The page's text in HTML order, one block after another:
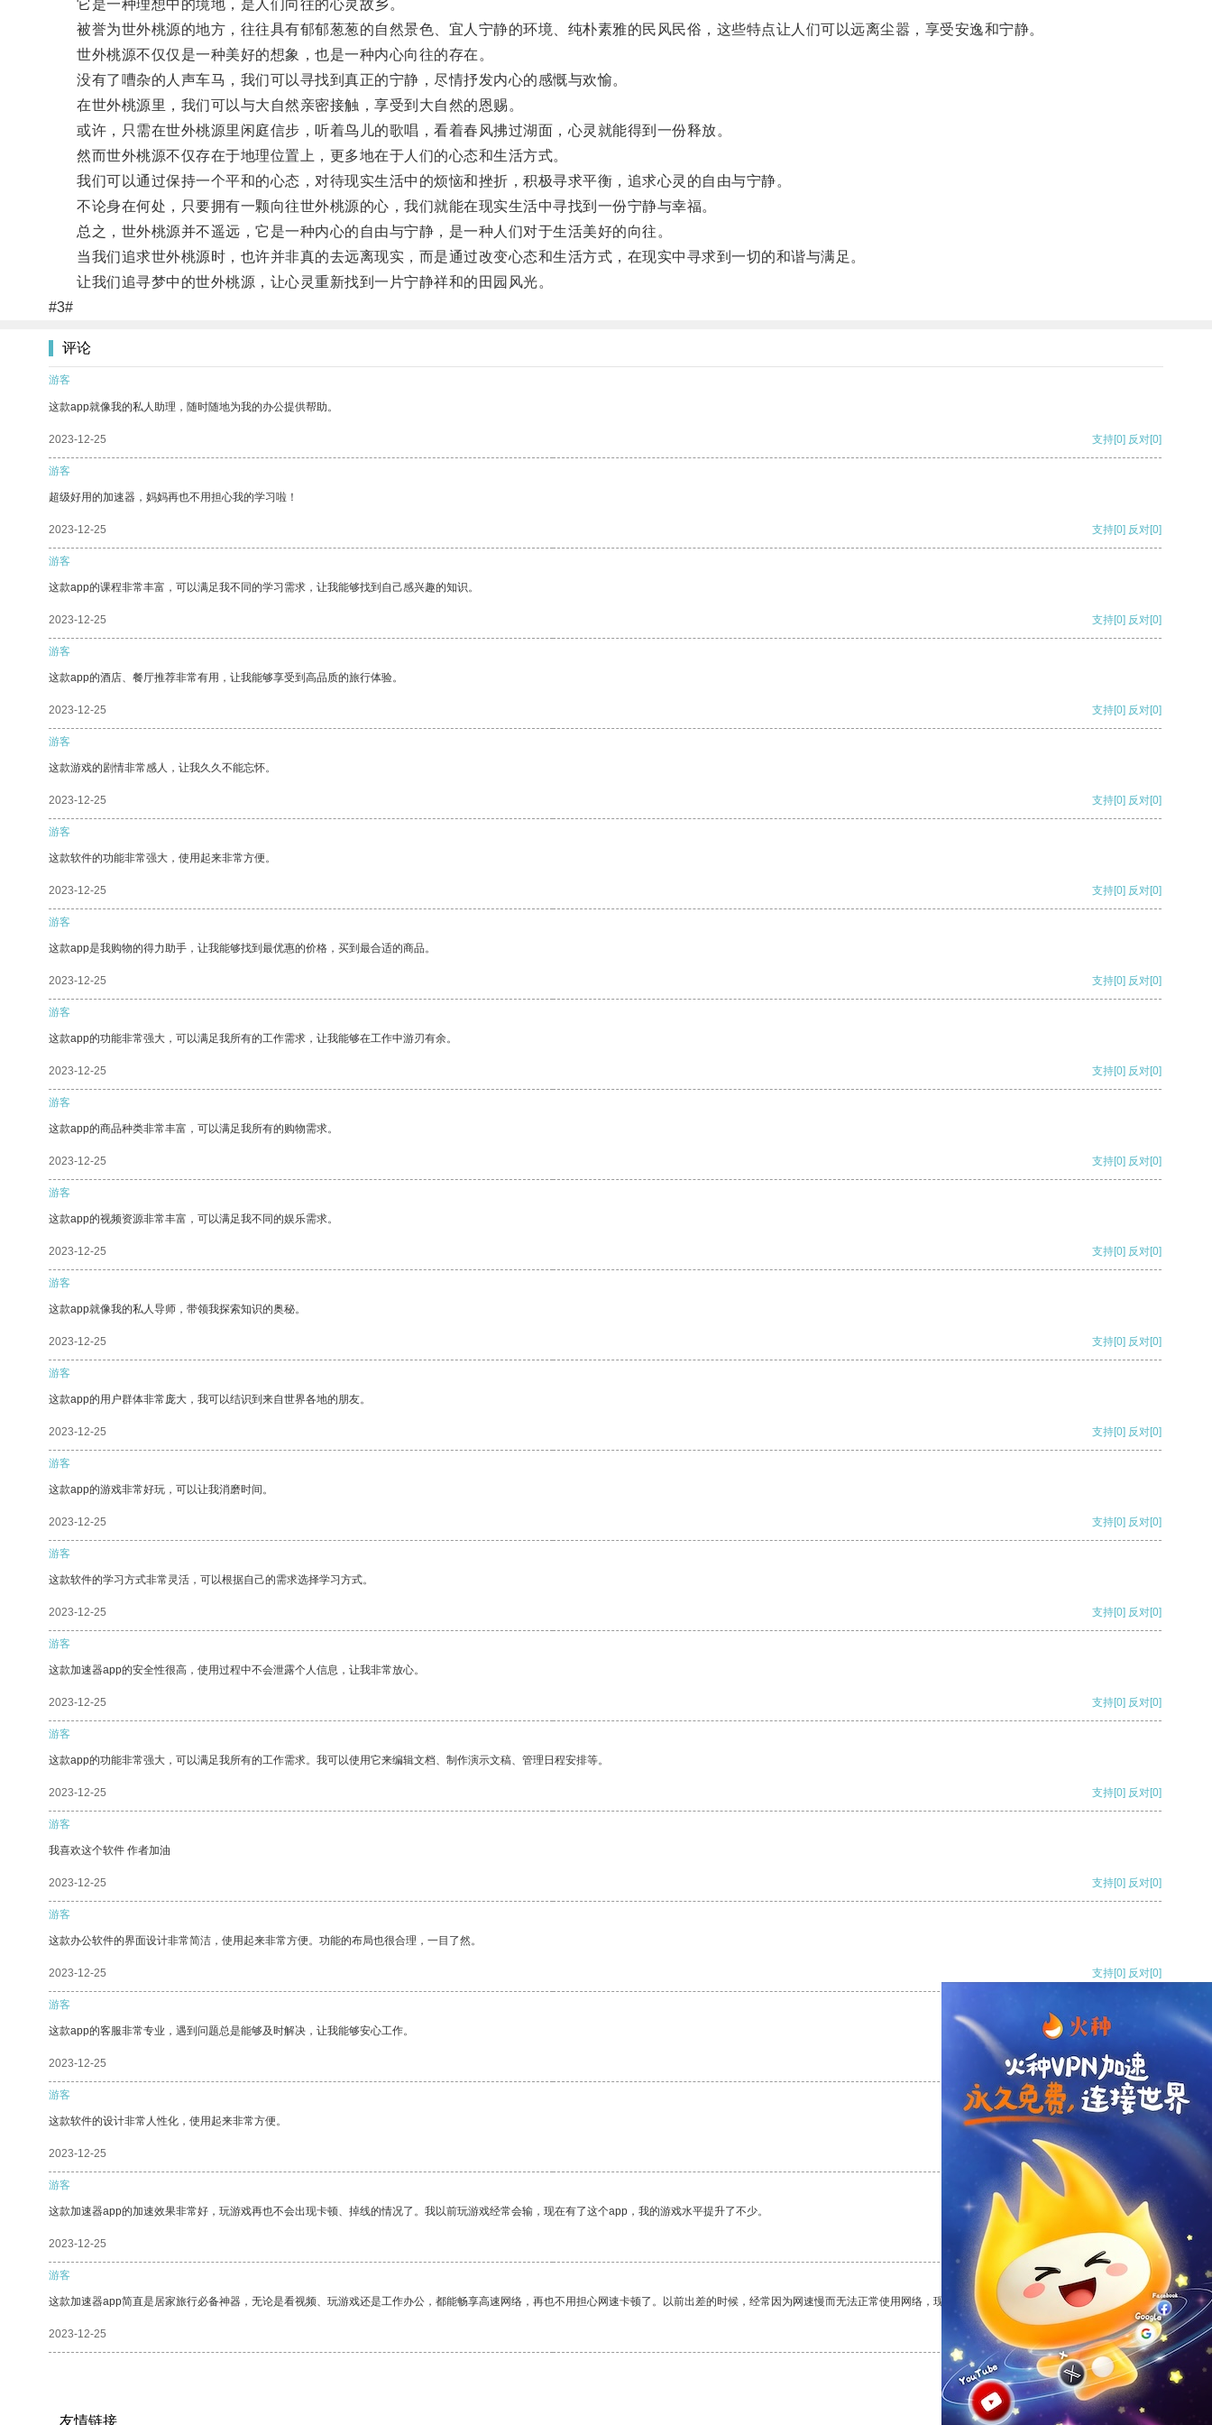
它是一种理想中的境地，是人们向往的心灵故乡。
被誉为世外桃源的地方，往往具有郁郁葱葱的自然景色、宜人宁静的环境、纯朴素雅的民风民俗，这些特点让人们可以远离尘嚣，享受安逸和宁静。
世外桃源不仅仅是一种美好的想象，也是一种内心向往的存在。
没有了嘈杂的人声车马，我们可以寻找到真正的宁静，尽情抒发内心的感慨与欢愉。
在世外桃源里，我们可以与大自然亲密接触，享受到大自然的恩赐。
或许，只需在世外桃源里闲庭信步，听着鸟儿的歌唱，看着春风拂过湖面，心灵就能得到一份释放。
然而世外桃源不仅存在于地理位置上，更多地在于人们的心态和生活方式。
我们可以通过保持一个平和的心态，对待现实生活中的烦恼和挫折，积极寻求平衡，追求心灵的自由与宁静。
不论身在何处，只要拥有一颗向往世外桃源的心，我们就能在现实生活中寻找到一份宁静与幸福。
总之，世外桃源并不遥远，它是一种内心的自由与宁静，是一种人们对于生活美好的向往。
当我们追求世外桃源时，也许并非真的去远离现实，而是通过改变心态和生活方式，在现实中寻求到一切的和谐与满足。
让我们追寻梦中的世外桃源，让心灵重新找到一片宁静祥和的田园风光。
#3#
评论
游客
这款app就像我的私人助理，随时随地为我的办公提供帮助。
2023-12-25 支持[0] 反对[0]
游客
超级好用的加速器，妈妈再也不用担心我的学习啦！
2023-12-25 支持[0] 反对[0]
游客
这款app的课程非常丰富，可以满足我不同的学习需求，让我能够找到自己感兴趣的知识。
2023-12-25 支持[0] 反对[0]
游客
这款app的酒店、餐厅推荐非常有用，让我能够享受到高品质的旅行体验。
2023-12-25 支持[0] 反对[0]
游客
这款游戏的剧情非常感人，让我久久不能忘怀。
2023-12-25 支持[0] 反对[0]
游客
这款软件的功能非常强大，使用起来非常方便。
2023-12-25 支持[0] 反对[0]
游客
这款app是我购物的得力助手，让我能够找到最优惠的价格，买到最合适的商品。
2023-12-25 支持[0] 反对[0]
游客
这款app的功能非常强大，可以满足我所有的工作需求，让我能够在工作中游刃有余。
2023-12-25 支持[0] 反对[0]
游客
这款app的商品种类非常丰富，可以满足我所有的购物需求。
2023-12-25 支持[0] 反对[0]
游客
这款app的视频资源非常丰富，可以满足我不同的娱乐需求。
2023-12-25 支持[0] 反对[0]
游客
这款app就像我的私人导师，带领我探索知识的奥秘。
2023-12-25 支持[0] 反对[0]
游客
这款app的用户群体非常庞大，我可以结识到来自世界各地的朋友。
2023-12-25 支持[0] 反对[0]
游客
这款app的游戏非常好玩，可以让我消磨时间。
2023-12-25 支持[0] 反对[0]
游客
这款软件的学习方式非常灵活，可以根据自己的需求选择学习方式。
2023-12-25 支持[0] 反对[0]
游客
这款加速器app的安全性很高，使用过程中不会泄露个人信息，让我非常放心。
2023-12-25 支持[0] 反对[0]
游客
这款app的功能非常强大，可以满足我所有的工作需求。我可以使用它来编辑文档、制作演示文稿、管理日程安排等。
2023-12-25 支持[0] 反对[0]
游客
我喜欢这个软件 作者加油
2023-12-25 支持[0] 反对[0]
游客
这款办公软件的界面设计非常简洁，使用起来非常方便。功能的布局也很合理，一目了然。
2023-12-25 支持[0] 反对[0]
游客
这款app的客服非常专业，遇到问题总是能够及时解决，让我能够安心工作。
2023-12-25 支持[0] 反对
游客
这款软件的设计非常人性化，使用起来非常方便。
2023-12-25 支持
游客
这款加速器app的加速效果非常好，玩游戏再也不会出现卡顿、掉线的情况了。我以前玩游戏经常会输，现在有了这个app，我的游戏水平提升了不少。
2023-12-25 反对 [0]
游客
这款加速器app简直是居家旅行必备神器，无论是看视频、玩游戏还是工作办公，都能畅享高速网络，再也不用担心网速卡顿了。以前出差的时候，经常因为网速慢而无法正常使用网络，现在有了这个app，我再也不用担心了。
2023-12-25 支持[0] 反对[0]
友情链接